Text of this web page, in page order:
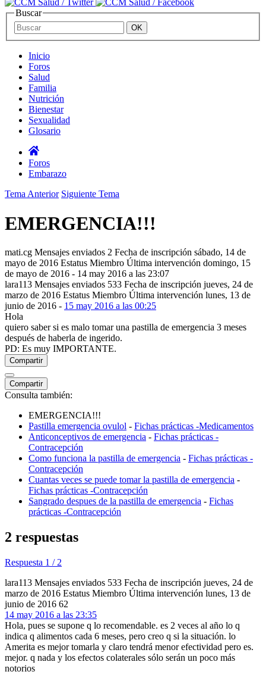
Buscar
Inicio
Foros
Salud
Familia
Nutrición
Bienestar
Sexualidad
Glosario
Foros
Embarazo
Tema Anterior Siguiente Tema
EMERGENCIA!!!
mati.cg Mensajes enviados 2 Fecha de inscripción sábado, 14 de
mayo de 2016 Estatus Miembro Última intervención domingo, 15
de mayo de 2016 - 14 may 2016 a las 23:07
lara113 Mensajes enviados 533 Fecha de inscripción jueves, 24 de
marzo de 2016 Estatus Miembro Última intervención lunes, 13 de
junio de 2016 - 15 may 2016 a las 00:25
Hola
quiero saber si es malo tomar una pastilla de emergencia 3 meses
después de haberla de ingerido.
PD: Es muy IMPORTANTE.
Compartir
Compartir
Consulta también:
EMERGENCIA!!!
Pastilla emergencia ovulol - Fichas prácticas -Medicamentos
Anticonceptivos de emergencia - Fichas prácticas -
Contracepción
Como funciona la pastilla de emergencia - Fichas prácticas -
Contracepción
Cuantas veces se puede tomar la pastilla de emergencia -
Fichas prácticas -Contracepción
Sangrado despues de la pastilla de emergencia - Fichas
prácticas -Contracepción
2 respuestas
Respuesta 1 / 2
lara113 Mensajes enviados 533 Fecha de inscripción jueves, 24 de
marzo de 2016 Estatus Miembro Última intervención lunes, 13 de
junio de 2016 62
14 may 2016 a las 23:35
Hola, pues se supone q lo recomendable. es 2 veces al año lo q
indica q alimentos cada 6 meses, pero creo q si la situación. lo
Amerita es mejor tomarla y claro tendrá menor efectividad pero es.
mejor. q nada y los efectos colaterales sólo serán un poco más
notorios